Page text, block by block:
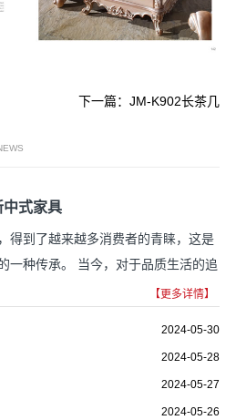
下一篇：JM-K902长茶几
中式家具
得到了越来越多消费者的青睐，这是
一种传承。 当今，对于品质生活的追
【更多详情】
2024-05-30
2024-05-28
2024-05-27
2024-05-26